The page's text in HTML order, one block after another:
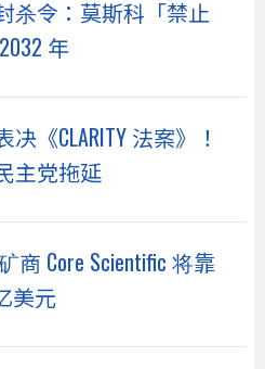
杀令：莫斯科「禁止
年
《CLARITY 法案》！
主党拖延
商 Core Scientific 将靠
美元